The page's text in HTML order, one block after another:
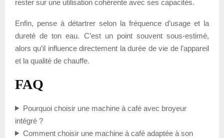
rester sur une utilisation cohérente avec ses capacités.
Enfin, pense à détartrer selon la fréquence d’usage et la
dureté de ton eau. C’est un point souvent sous-estimé,
alors qu’il influence directement la durée de vie de l’appareil
et la qualité de chauffe.
FAQ
Pourquoi choisir une machine à café avec broyeur
intégré ?
Comment choisir une machine à café adaptée à son